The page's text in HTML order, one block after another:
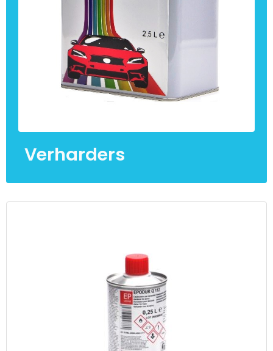
Verharders